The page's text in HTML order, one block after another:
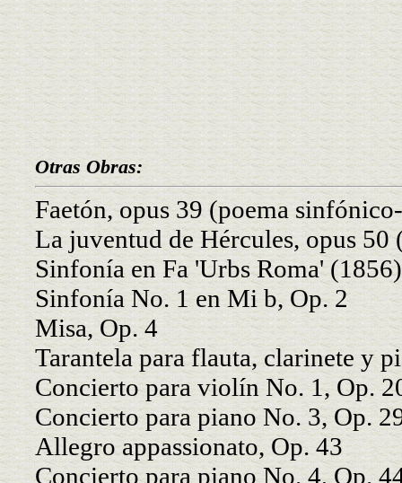
Otras Obras:
Faetón, opus 39 (poema
La juventud de Hércules, opus
Sinfonía en Fa 'Urbs Roma' (1856)
Sinfonía No. 1 en Mi b, Op. 2
Misa, Op. 4
Tarantela para flauta, clarinete y
Concierto para violín No. 1, Op.
Concierto para piano No. 3, Op.
Allegro appassionato, Op. 43
Concierto para piano No. 4, Op.